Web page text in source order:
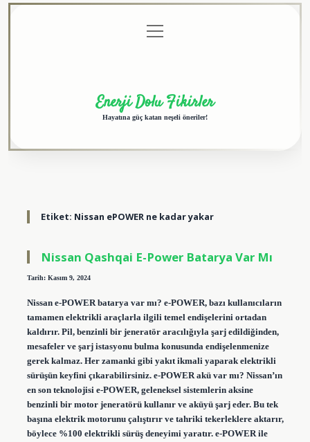
menüyü
aç
Enerji Dolu Fikirler
Hayatına güç katan neşeli öneriler!
Etiket: Nissan ePOWER ne kadar yakar
Nissan Qashqai E-Power Batarya Var Mı
Tarih: Kasım 9, 2024
Nissan e-POWER batarya var mı? e-POWER, bazı kullanıcıların
tamamen elektrikli araçlarla ilgili temel endişelerini ortadan
kaldırır. Pil, benzinli bir jeneratör aracılığıyla şarj edildiğinden,
mesafeler ve şarj istasyonu bulma konusunda endişelenmenize
gerek kalmaz. Her zamanki gibi yakıt ikmali yaparak elektrikli
sürüşün keyfini çıkarabilirsiniz. e-POWER akü var mı? Nissan’ın
en son teknolojisi e-POWER, geleneksel sistemlerin aksine
benzinli bir motor jeneratörü kullanır ve aküyü şarj eder. Bu tek
başına elektrik motorunu çalıştırır ve tahriki tekerleklere aktarır,
böylece %100 elektrikli sürüş deneyimi yaratır. e-POWER ile